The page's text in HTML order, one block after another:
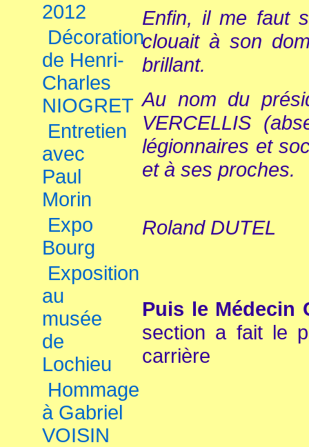
2012
Décoration
de Henri-
Charles
NIOGRET
Entretien
avec
Paul
Morin
Expo
Bourg
Exposition
au
musée
de
Lochieu
Hommage
à Gabriel
VOISIN
Enfin, il me faut
clouait à son
brillant.
Au nom du
VERCELLIS
légionnaires et
et à ses proches.
Roland DUTEL
Puis le Médecin
section a fait le
carrière